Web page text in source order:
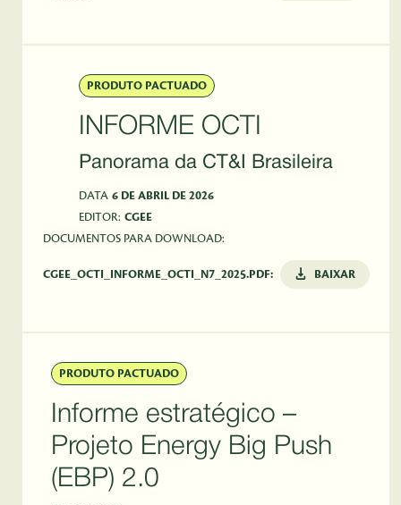
PRODUTO PACTUADO
INFORME OCTI
Panorama da CT&I Brasileira
DATA 6 DE ABRIL DE 2026
EDITOR: CGEE
DOCUMENTOS PARA DOWNLOAD:
CGEE_OCTI_INFORME_OCTI_N7_2025.PDF: BAIXAR
PRODUTO PACTUADO
Informe estratégico –
Projeto Energy Big Push
(EBP) 2.0